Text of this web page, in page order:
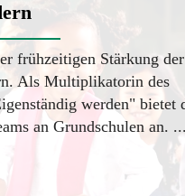
frühzeitigen Stärkung der
Als Multiplikatorin des
werden" bietet
an Grundschulen an. ...